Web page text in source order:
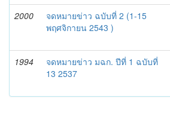
2000
จดหมายข่าว ฉบับที่ 2 (1-15
พฤศจิกายน 2543 )
1994
จดหมายข่าว มฉก. ปีที่ 1 ฉบับที่
13 2537